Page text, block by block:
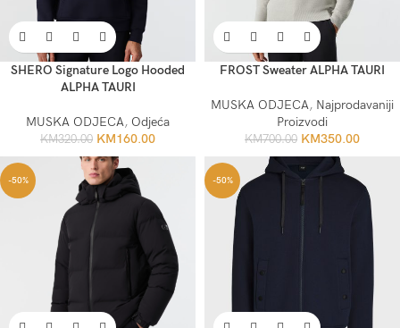
SHERO Signature Logo Hooded
ALPHA TAURI
MUSKA ODJECA, Odjeća
KM320.00 KM160.00
FROST Sweater ALPHA TAURI
MUSKA ODJECA, Najprodavaniji
Proizvodi
KM700.00 KM350.00
-50% -50%